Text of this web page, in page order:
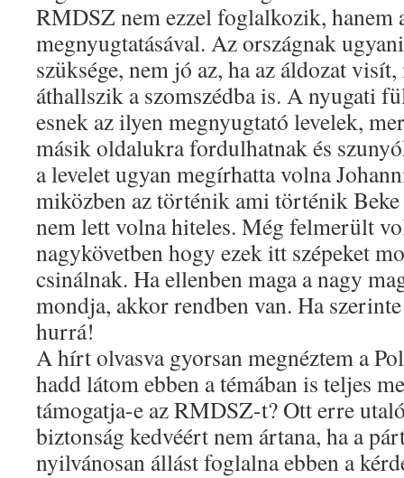
RMDSZ nem ezzel foglalkozik, hanem
megnyugtatásával. Az országnak
szüksége, nem jó az, ha az áldozat
áthallszik a szomszédba is. A nyugati
esnek az ilyen megnyugtató levelek,
másik oldalukra fordulhatnak és
a levelet ugyan megírhatta volna
miközben az történik ami történik
nem lett volna hiteles. Még felmerült
nagykövetben hogy ezek itt szépeket
csinálnak. Ha ellenben maga a nagy
mondja, akkor rendben van. Ha
hurrá!
A hírt olvasva gyorsan megnéztem a
hadd látom ebben a témában is teljes
támogatja-e az RMDSZ-t? Ott erre
biztonság kedvéért nem ártana, ha a
nyilvánosan állást foglalna ebben a